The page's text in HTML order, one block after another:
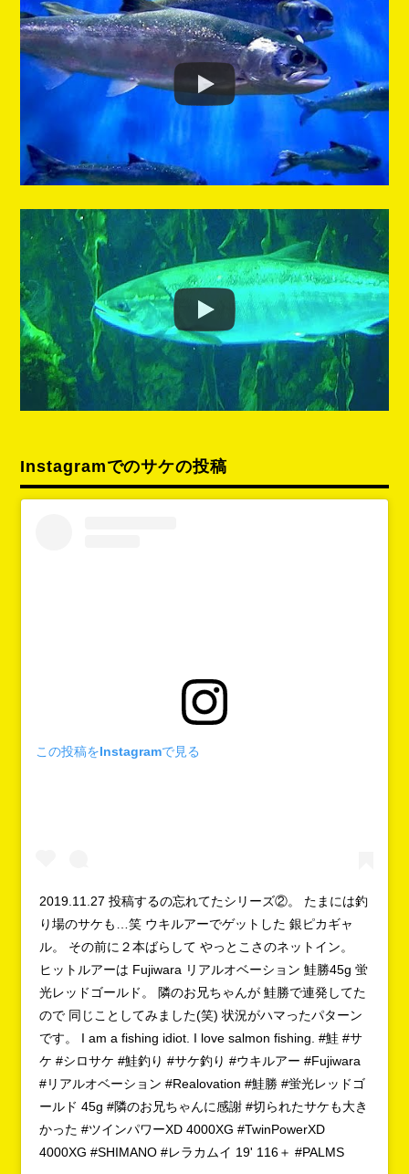
Instagramでのサケの投稿
この投稿をInstagramで見る
2019.11.27 投稿するの忘れてたシリーズ②。 たまには釣
り場のサケも…笑 ウキルアーでゲットした 銀ピカギャ
ル。 その前に２本ばらして やっとこさのネットイン。
ヒットルアーは Fujiwara リアルオベーション 鮭勝45g 蛍
光レッドゴールド。 隣のお兄ちゃんが 鮭勝で連発してた
ので 同じことしてみました(笑) 状況がハマったパターン
です。 I am a fishing idiot. I love salmon fishing. #鮭 #サ
ケ #シロサケ #鮭釣り #サケ釣り #ウキルアー #Fujiwara
#リアルオベーション #Realovation #鮭勝 #蛍光レッドゴ
ールド 45g #隣のお兄ちゃんに感謝 #切られたサケも大き
かった #ツインパワーXD 4000XG #TwinPowerXD
4000XG #SHIMANO #レラカムイ 19' 116＋ #PALMS